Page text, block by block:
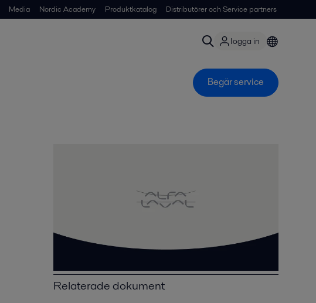
Media Nordic Academy Produktkatalog Distributörer och Service partners
logga in
Begär service
Relaterade dokument